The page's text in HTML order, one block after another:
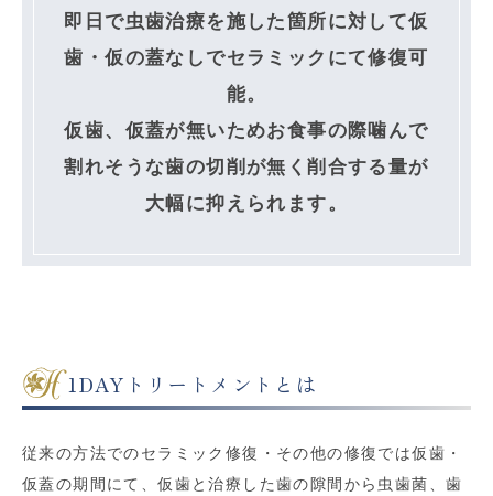
即日で虫歯治療を施した箇所に対して仮
歯・仮の蓋なしでセラミックにて修復可
能。
仮歯、仮蓋が無いためお食事の際噛んで
割れそうな歯の切削が無く削合する量が
大幅に抑えられます。
1DAYトリートメントとは
従来の方法でのセラミック修復・その他の修復では仮歯・
仮蓋の期間にて、仮歯と治療した歯の隙間から虫歯菌、歯